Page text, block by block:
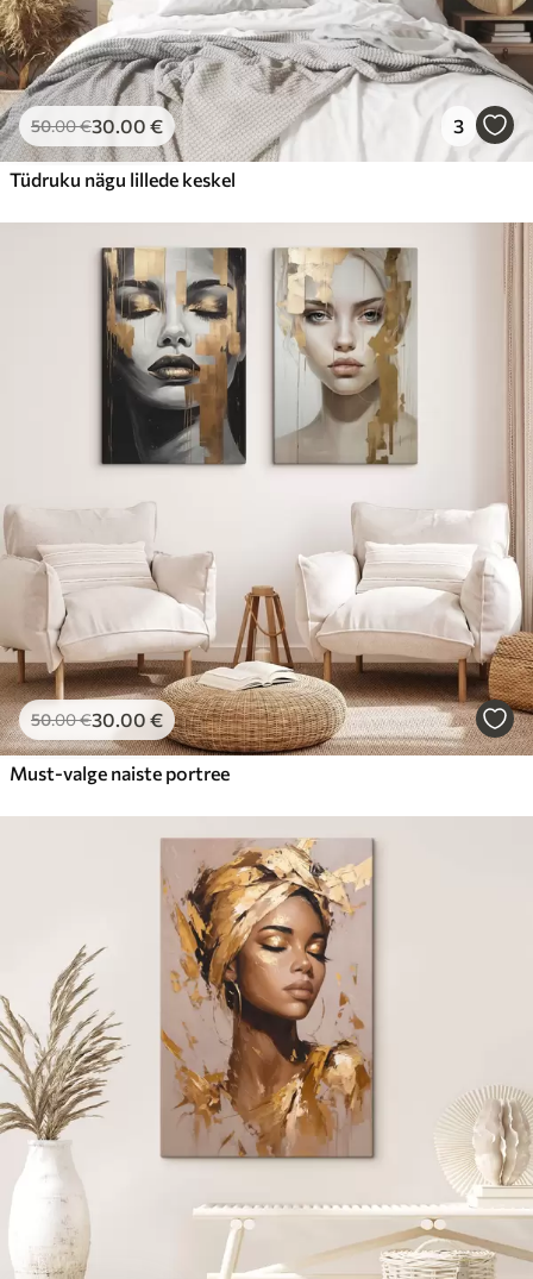
50.00€30.00 € 3
Tüdruku nägu lillede keskel
50.00€30.00 €
Must-valge naiste portree